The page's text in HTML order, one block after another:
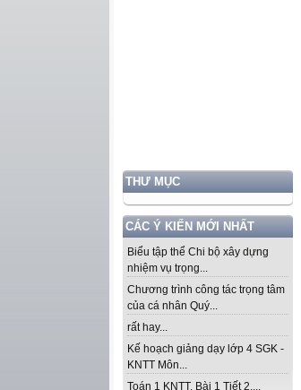
THƯ MỤC
CÁC Ý KIẾN MỚI NHẤT
Biểu tập thể Chi bộ xây dựng
nhiệm vụ trọng...
Chương trình công tác trọng tâm
của cá nhân Quý...
rất hay...
Kế hoạch giảng dạy lớp 4 SGK -
KNTT Môn...
Toán 1 KNTT. Bài 1 Tiết 2....